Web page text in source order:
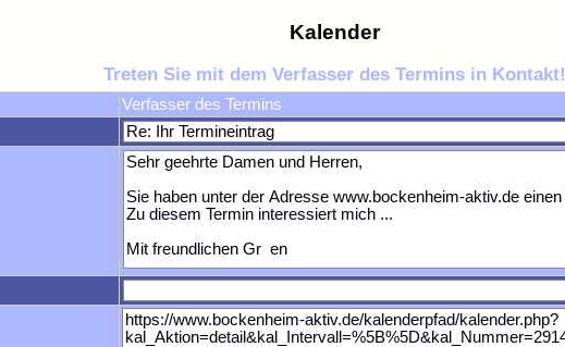
Kalender
Treten Sie mit dem Verfasser des Termins in Kontakt!
Verfasser des Termins